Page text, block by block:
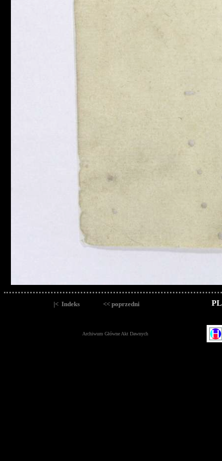
|< Indeks << poprzedni
Archiwum Główne Akt Dawnych